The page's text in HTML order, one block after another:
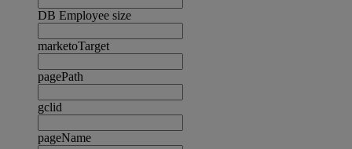
DB Employee size
marketoTarget
pagePath
gclid
pageName